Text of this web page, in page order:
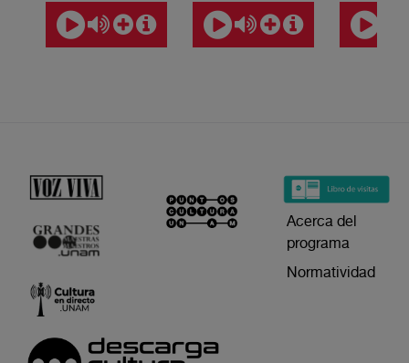
Acerca del
programa
Normatividad